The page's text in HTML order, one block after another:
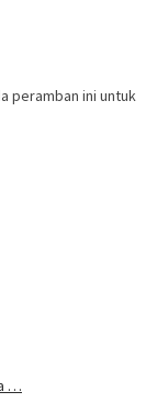
peramban ini untuk
…